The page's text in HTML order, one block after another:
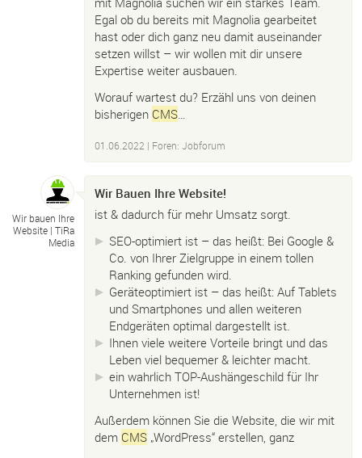
Egal ob du bereits mit Magnolia gearbeitet
hast oder dich ganz neu damit auseinander
setzen willst – wir wollen mit dir unsere
Expertise weiter ausbauen.
Worauf wartest du? Erzähl uns von deinen
bisherigen CMS
01.06.2022 | Foren: Jobforum
Wir bauen Ihre
Website | TiRa
Media
Wir Bauen Ihre Website!
ist & dadurch für mehr Umsatz sorgt.
SEO-optimiert ist – das heißt: Bei Google &
Co. von Ihrer Zielgruppe in einem tollen
Ranking gefunden wird.
Geräteoptimiert ist – das heißt: Auf Tablets
und Smartphones und allen weiteren
Endgeräten optimal dargestellt ist.
Ihnen viele weitere Vorteile bringt und das
Leben viel bequemer & leichter macht.
ein wahrlich TOP-Aushängeschild für Ihr
Unternehmen ist!
Außerdem können Sie die Website, die wir mit
dem CMS „WordPress“ erstellen, ganz